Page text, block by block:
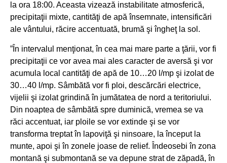
la ora 18:00. Aceasta vizează instabilitate atmosferică,
precipitaţii mixte, cantităţi de apă însemnate, intensificări
ale vântului, răcire accentuată, brumă şi îngheţ la sol.
”În intervalul menţionat, în cea mai mare parte a ţării, vor fi
precipitaţii ce vor avea mai ales caracter de aversă şi vor
acumula local cantităţi de apă de 10…20 l/mp şi izolat de
30…40 l/mp. Sâmbătă vor fi ploi, descărcări electrice,
vijelii şi izolat grindină în jumătatea de nord a teritoriului.
Din noaptea de sâmbătă spre duminică, vremea se va
răci accentuat, iar ploile se vor extinde şi se vor
transforma treptat în lapoviţă şi ninsoare, la început la
munte, apoi şi în zonele joase de relief. Îndeosebi în zona
montană şi submontană se va depune strat de zăpadă, în